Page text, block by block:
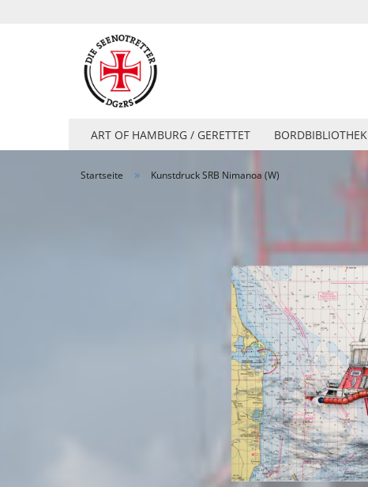
ART OF HAMBURG / GERETTET BORDBIBLIOTHEK
Startseite » Kunstdruck SRB Nimanoa (W)